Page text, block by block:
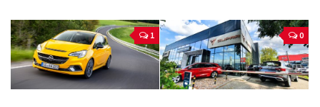
1 0